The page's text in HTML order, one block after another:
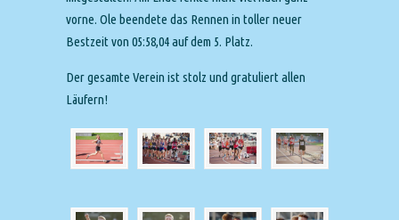
vorne. Ole beendete das Rennen in toller neuer
Bestzeit von 05:58,04 auf dem 5. Platz.
Der gesamte Verein ist stolz und gratuliert allen
Läufern!